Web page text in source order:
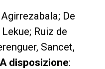
De
Ruiz de
Sancet,
A disposizione: